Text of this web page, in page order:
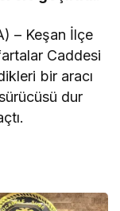
– Keşan İlçe
Caddesi
bir aracı
dur